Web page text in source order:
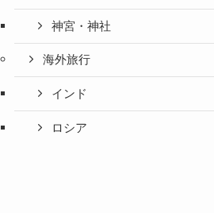
神宮・神社
海外旅行
インド
ロシア